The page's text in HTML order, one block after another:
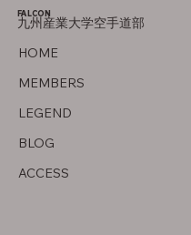
父について
HOME
MEMBERS
LEGEND
BLOG
ACCESS
FALCON
九州産業大学空手道部